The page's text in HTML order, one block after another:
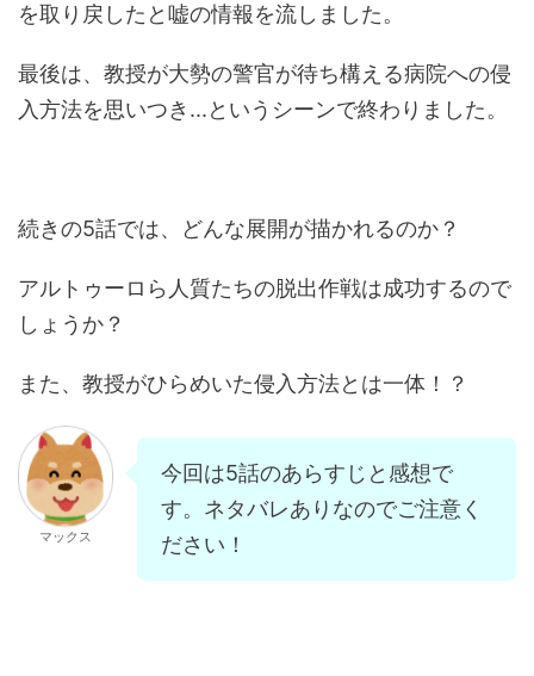
を取り戻したと嘘の情報を流しました。
最後は、教授が大勢の警官が待ち構える病院への侵
入方法を思いつき...というシーンで終わりました。
続きの5話では、どんな展開が描かれるのか？
アルトゥーロら人質たちの脱出作戦は成功するので
しょうか？
また、教授がひらめいた侵入方法とは一体！？
マックス
今回は5話のあらすじと感想で
す。ネタバレありなのでご注意く
ださい！